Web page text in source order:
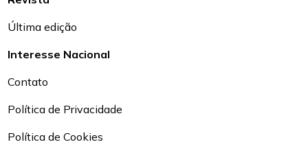
Última edição
Interesse Nacional
Contato
Política de Privacidade
Política de Cookies